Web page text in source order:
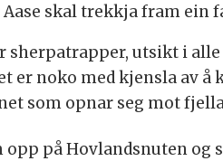
Aase skal trekkja fram
sherpatrapper, utsikt i
er noko med kjensla av
som opnar seg mot
opp på Hovlandsnuten og